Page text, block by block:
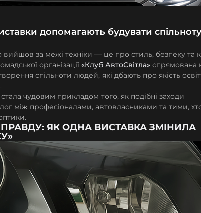
допомагають будувати
вийшов за межі техніки — це про стиль, безпеку та
організації «Клуб АвтоСвітла» спрямована
спільноти людей, які дбають про якість
чудовим прикладом того, як подібні заходи
між професіоналами, автовласниками та тими,
ЯК ОДНА ВИСТАВКА ЗМІНИЛА